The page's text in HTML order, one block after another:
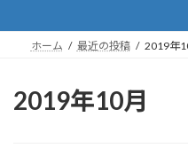
ホーム 最近の投稿 2019年
2019年10月